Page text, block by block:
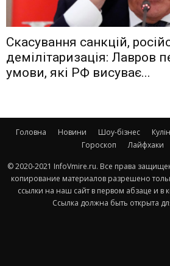
Скасування санкцій,
демілітаризація: Лавров
умови, які РФ висуває...
Головна Новини Шоу-бізнес
Гороскоп
Лайфхаки
© 2020-2021 InfoVmire.ru. Все права
копирование материалов разрешено
ссылки на наш сайт в первом абзаце и в
Ссылка должна быть открыта